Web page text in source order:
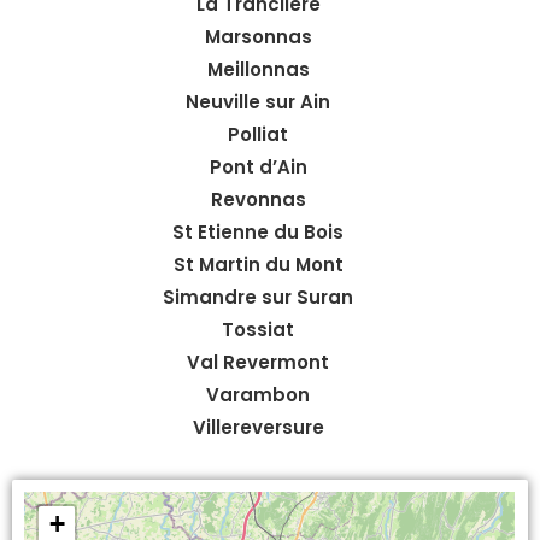
Marsonnas
Meillonnas
Neuville sur Ain
Polliat
Pont d’Ain
Revonnas
St Etienne du Bois
St Martin du Mont
Simandre sur Suran
Tossiat
Val Revermont
Varambon
Villereversure
+